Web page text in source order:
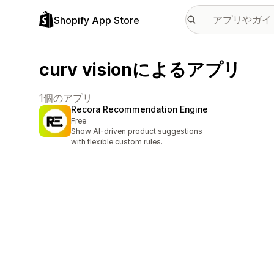
Shopify App Store
curv visionによるアプリ
1個のアプリ
Recora Recommendation Engine
Free
Show AI-driven product suggestions
with flexible custom rules.